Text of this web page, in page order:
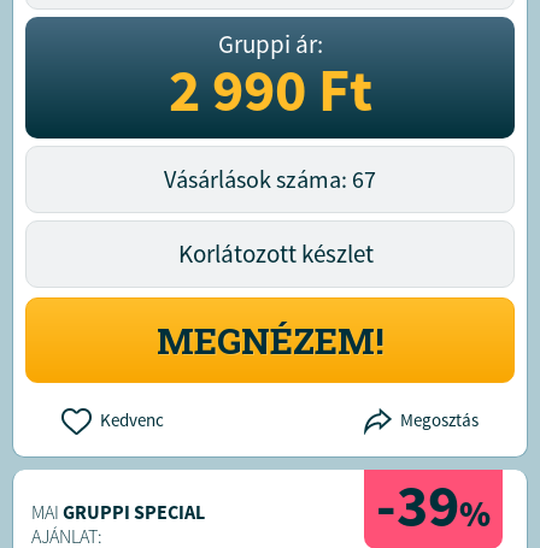
Gruppi ár:
2 990Ft
Vásárlások száma: 67
Korlátozott készlet
MEGNÉZEM!
Kedvenc Megosztás
-39%
MAI GRUPPI SPECIAL
AJÁNLAT: